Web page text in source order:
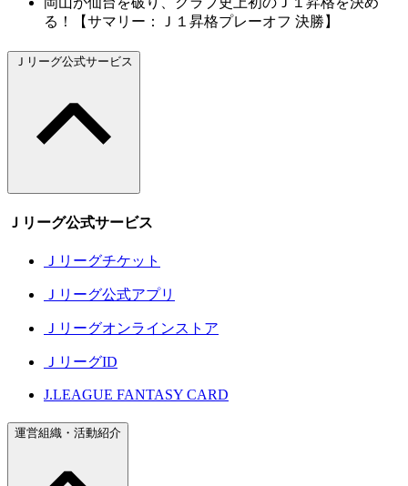
る！【サマリー：Ｊ１昇格プレーオフ 決勝】
Ｊリーグ公式サービス
Ｊリーグ公式サービス
Ｊリーグチケット
Ｊリーグ公式アプリ
Ｊリーグオンラインストア
ＪリーグID
J.LEAGUE FANTASY CARD
運営組織・活動紹介